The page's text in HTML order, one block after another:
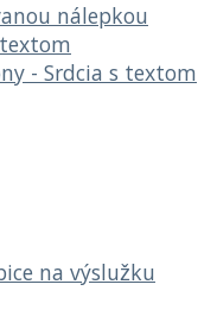
nálepkou
- Srdcia s textom
na výslužku